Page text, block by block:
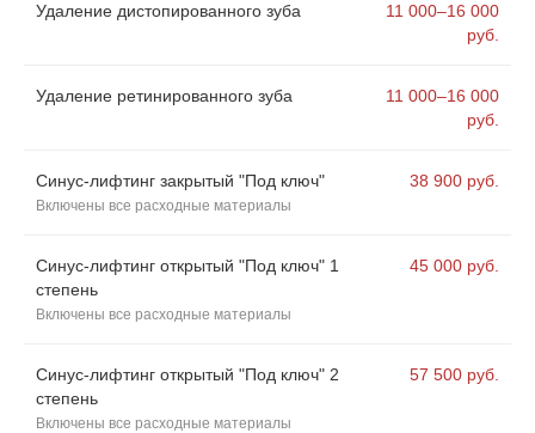
Удаление дистопированного зуба
11 000–16 000
руб.
Удаление ретинированного зуба
11 000–16 000
руб.
Синус-лифтинг закрытый "Под ключ"
Включены все расходные материалы
38 900 руб.
Синус-лифтинг открытый "Под ключ" 1
степень
Включены все расходные материалы
45 000 руб.
Синус-лифтинг открытый "Под ключ" 2
степень
Включены все расходные материалы
57 500 руб.